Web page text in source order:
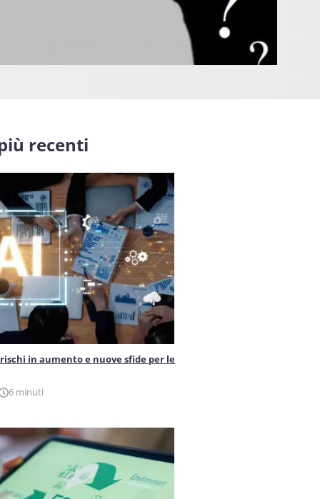
recenti
in aumento e nuove sfide per le
6 minuti